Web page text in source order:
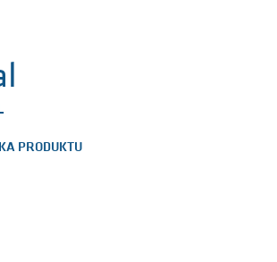
PRODUKTU